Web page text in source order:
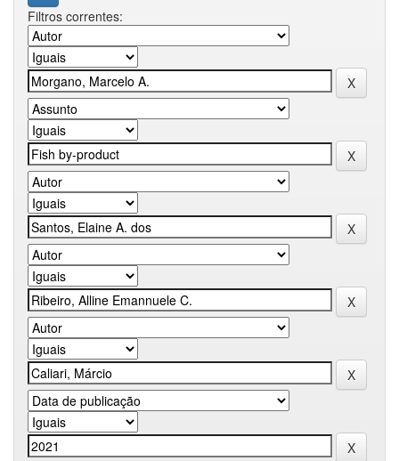
Filtros correntes: